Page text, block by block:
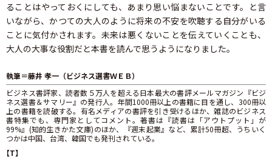
ることはやっておくにしても、あまり思い悩まないことです。と言
いながら、かつての大人のように将来の不安を吹聴する自分がいる
ことに気付かされます。未来は悪くないことを伝えていくことも、
大人の大事な役割だと本書を読んで思うようになりました。
執筆＝藤井 孝一（ビジネス選書ＷＥＢ）
ビジネス書評家、読者数５万人を超える日本最大の書評メールマガジン『ビジ
ネス選書＆サマリー』の発行人。年間1000冊以上の書籍に目を通し、300冊以
上の書籍を読破する。有名メディアの書評を引き受けるほか、雑誌のビジネス
書特集でも、専門家としてコメント。著書は『読書は「アウトプット」が
99%』(知的生きかた文庫)のほか、『週末起業』など、累計50冊超、うちいく
つかは中国、台湾、韓国でも発刊されている。
【T】